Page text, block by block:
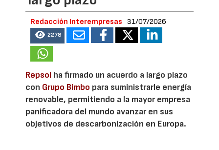
Redacción Interempresas 31/07/2026
2278
Repsol ha firmado un acuerdo a largo plazo
con Grupo Bimbo para suministrarle energía
renovable, permitiendo a la mayor empresa
panificadora del mundo avanzar en sus
objetivos de descarbonización en Europa.